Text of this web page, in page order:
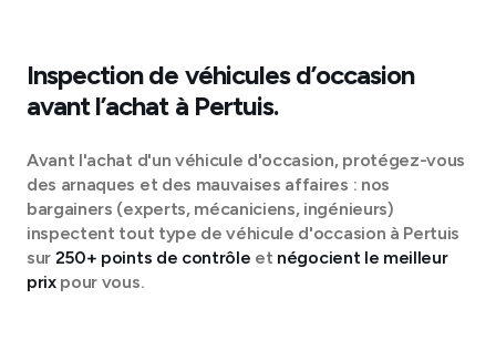
Inspection de véhicules d’occasion
avant l’achat à Pertuis.
Avant l'achat d'un véhicule d'occasion, protégez-vous
des arnaques et des mauvaises affaires : nos
bargainers (experts, mécaniciens, ingénieurs)
inspectent tout type de véhicule d'occasion à Pertuis
sur 250+ points de contrôle et négocient le meilleur
prixpour vous.